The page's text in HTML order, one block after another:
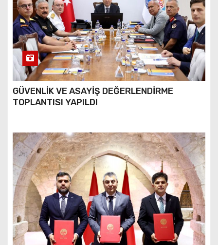
GÜVENLİK VE ASAYİŞ DEĞERLENDİRME
TOPLANTISI YAPILDI